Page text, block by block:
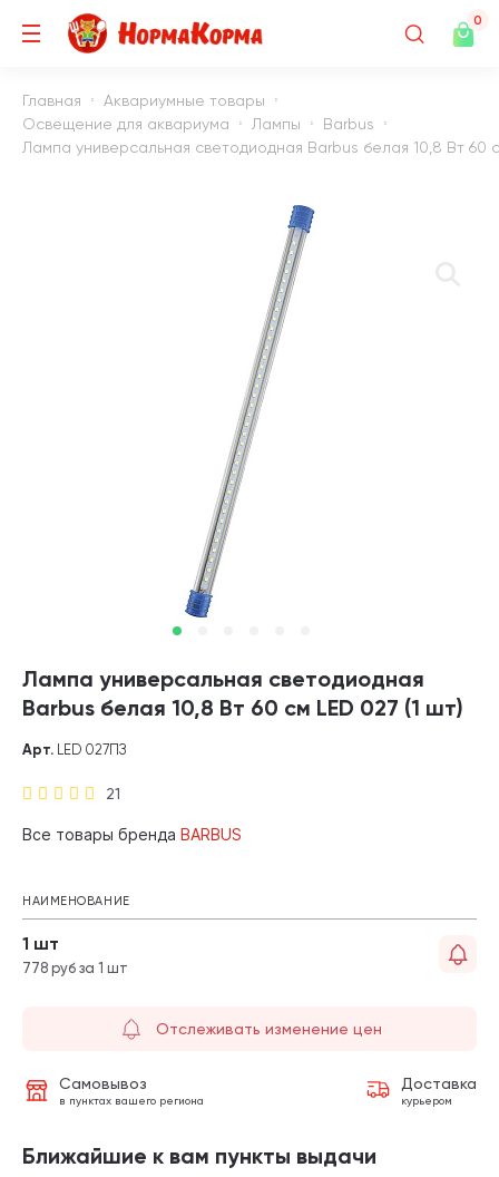
0
Главная
Аквариумные товары
Освещение для аквариума
Лампы
Barbus
Лампа универсальная светодиодная Barbus белая 10,8 Вт 60
Лампа универсальная светодиодная
Barbus белая 10,8 Вт 60 см LED 027 (1 шт)
21
Арт. LED 027ПЗ
Все товары бренда BARBUS
НАИМЕНОВАНИЕ
1 шт
778 руб за 1 шт
Отслеживать изменение цен
Самовывоз
в пунктах вашего региона
Доставка
курьером
Ближайшие к вам пункты выдачи